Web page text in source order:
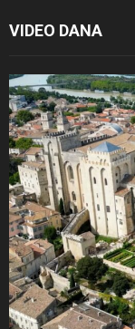
VIDEO DANA